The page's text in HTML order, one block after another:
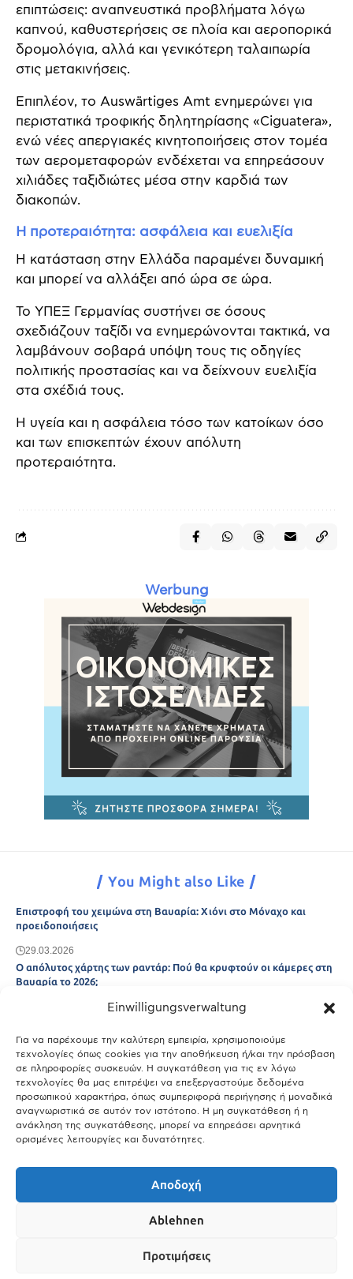
Einwilligungsverwaltung
Για να παρέχουμε την καλύτερη εμπειρία, χρησιμοποιούμε
τεχνολογίες όπως cookies για την αποθήκευση ή/και την πρόσβαση
σε πληροφορίες συσκευών. Η συγκατάθεση για τις εν λόγω
τεχνολογίες θα μας επιτρέψει να επεξεργαστούμε δεδομένα
προσωπικού χαρακτήρα, όπως συμπεριφορά περιήγησης ή μοναδικά
αναγνωριστικά σε αυτόν τον ιστότοπο. Η μη συγκατάθεση ή η
ανάκληση της συγκατάθεσης, μπορεί να επηρεάσει αρνητικά
ορισμένες λειτουργίες και δυνατότητες.
Αποδοχή
Ablehnen
Προτιμήσεις
επιπτώσεις: αναπνευστικά προβλήματα λόγω
καπνού, καθυστερήσεις σε πλοία και αεροπορικά
δρομολόγια, αλλά και γενικότερη ταλαιπωρία
στις μετακινήσεις.
Επιπλέον, το Auswärtiges Amt ενημερώνει για
περιστατικά τροφικής δηλητηρίασης «Ciguatera»,
ενώ νέες απεργιακές κινητοποιήσεις στον τομέα
των αερομεταφορών ενδέχεται να επηρεάσουν
χιλιάδες ταξιδιώτες μέσα στην καρδιά των
διακοπών.
Η προτεραιότητα: ασφάλεια και ευελιξία
Η κατάσταση στην Ελλάδα παραμένει δυναμική
και μπορεί να αλλάξει από ώρα σε ώρα.
Το ΥΠΕΞ Γερμανίας συστήνει σε όσους
σχεδιάζουν ταξίδι να ενημερώνονται τακτικά, να
λαμβάνουν σοβαρά υπόψη τους τις οδηγίες
πολιτικής προστασίας και να δείχνουν ευελιξία
στα σχέδιά τους.
Η υγεία και η ασφάλεια τόσο των κατοίκων όσο
και των επισκεπτών έχουν απόλυτη
προτεραιότητα.
Werbung
You Might also Like
Επιστροφή του χειμώνα στη Βαυαρία: Χιόνι στο Μόναχο και
προειδοποιήσεις
29.03.2026
Ο απόλυτος χάρτης των ραντάρ: Πού θα κρυφτούν οι κάμερες στη
Βαυαρία το 2026;
Μόναχο;
25.03.2026
Θύελλα χτυπά το Μόναχο: Κίνδυνος από τους ισχυρούς ανέμους
και τις καταιγίδες
25.03.2026